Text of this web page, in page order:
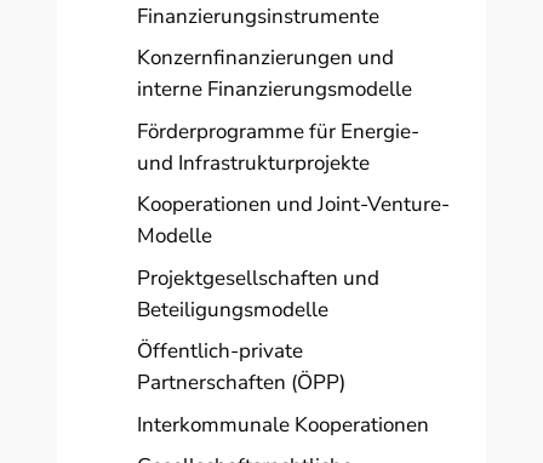
Finanzierungsinstrumente
Konzernfinanzierungen und
interne Finanzierungsmodelle
Förderprogramme für Energie-
und Infrastrukturprojekte
Kooperationen und Joint-Venture-
Modelle
Projektgesellschaften und
Beteiligungsmodelle
Öffentlich-private
Partnerschaften (ÖPP)
Interkommunale Kooperationen